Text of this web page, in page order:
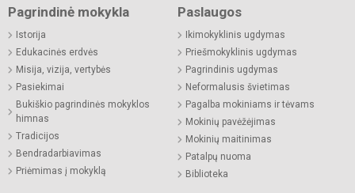
Pagrindinė mokykla
Istorija
Edukacinės erdvės
Misija, vizija, vertybės
Pasiekimai
Bukiškio pagrindinės mokyklos
himnas
Tradicijos
Bendradarbiavimas
Priėmimas į mokyklą
Paslaugos
Ikimokyklinis ugdymas
Priešmokyklinis ugdymas
Pagrindinis ugdymas
Neformalusis švietimas
Pagalba mokiniams ir tėvams
Mokinių pavėžėjimas
Mokinių maitinimas
Patalpų nuoma
Biblioteka